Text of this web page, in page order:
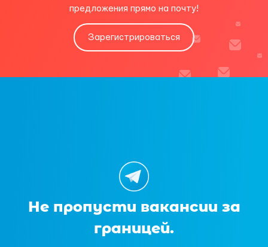
предложения прямо на почту!
Зарегистрироваться
Не пропусти вакансии за
границей.